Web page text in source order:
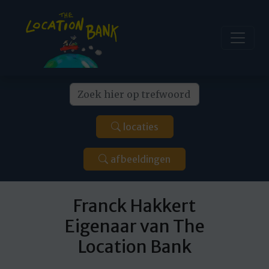
locaties
afbeeldingen
Franck Hakkert
Eigenaar van The
Location Bank